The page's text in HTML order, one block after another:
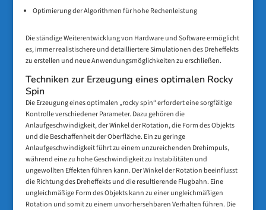
Optimierung der Algorithmen für hohe Rechenleistung
Die ständige Weiterentwicklung von Hardware und Software ermöglicht
es, immer realistischere und detailliertere Simulationen des Dreheffekts
zu erstellen und neue Anwendungsmöglichkeiten zu erschließen.
Techniken zur Erzeugung eines optimalen Rocky
Spin
Die Erzeugung eines optimalen „rocky spin“ erfordert eine sorgfältige
Kontrolle verschiedener Parameter. Dazu gehören die
Anlaufgeschwindigkeit, der Winkel der Rotation, die Form des Objekts
und die Beschaffenheit der Oberfläche. Ein zu geringe
Anlaufgeschwindigkeit führt zu einem unzureichenden Drehimpuls,
während eine zu hohe Geschwindigkeit zu Instabilitäten und
ungewollten Effekten führen kann. Der Winkel der Rotation beeinflusst
die Richtung des Dreheffekts und die resultierende Flugbahn. Eine
ungleichmäßige Form des Objekts kann zu einer ungleichmäßigen
Rotation und somit zu einem unvorhersehbaren Verhalten führen. Die